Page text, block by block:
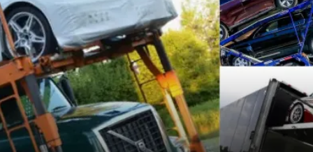
Kültür Acil ve İlkyardım